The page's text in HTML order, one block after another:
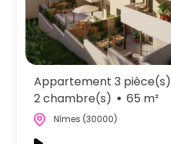
Appartement 3 pièce(s)
2 chambre(s)
65 m²
Nîmes (30000)